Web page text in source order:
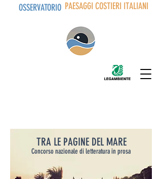
OSSERVATORIO PAESAGGI COSTIERI ITALIANI
TRA LE PAGINE DEL MARE
Concorso nazionale di letteratura in prosa